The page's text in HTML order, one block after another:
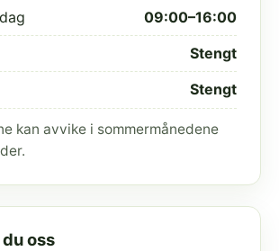
09:00–16:00
Stengt
Stengt
kan avvike i sommermånedene
oss